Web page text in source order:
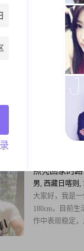
实现财务自由
以考虑当上门
46岁
女, 西藏日喀则
大家好，我是
162cm，目前
500到8000元
上我想要的生
喜欢精致的生活
照亮回家的路
男, 西藏日喀则,
大家好，我是
180cm，目前生
作中表现稳定，
然学历是大专
提升自己